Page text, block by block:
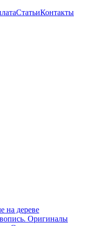
СтатьиКонтакты
на дереве
Оригиналы